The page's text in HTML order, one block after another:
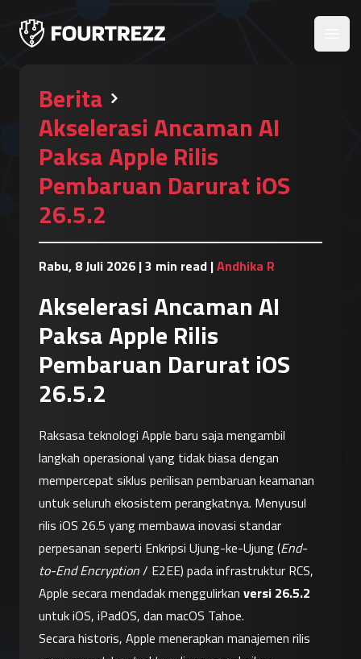
Berita
Akselerasi Ancaman AI
Paksa Apple Rilis
Pembaruan Darurat iOS
26.5.2
Rabu, 8 Juli 2026 |3 min read |Andhika R
Akselerasi Ancaman AI
Paksa Apple Rilis
Pembaruan Darurat iOS
26.5.2
Raksasa teknologi Apple baru saja mengambil
langkah operasional yang tidak biasa dengan
mempercepat siklus perilisan pembaruan keamanan
untuk seluruh ekosistem perangkatnya. Menyusul
rilis iOS 26.5 yang membawa inovasi standar
perpesanan seperti Enkripsi Ujung-ke-Ujung (End-
to-End Encryption / E2EE) pada infrastruktur RCS,
Apple secara mendadak menggulirkan versi 26.5.2
untuk iOS, iPadOS, dan macOS Tahoe.
Secara historis, Apple menerapkan manajemen rilis